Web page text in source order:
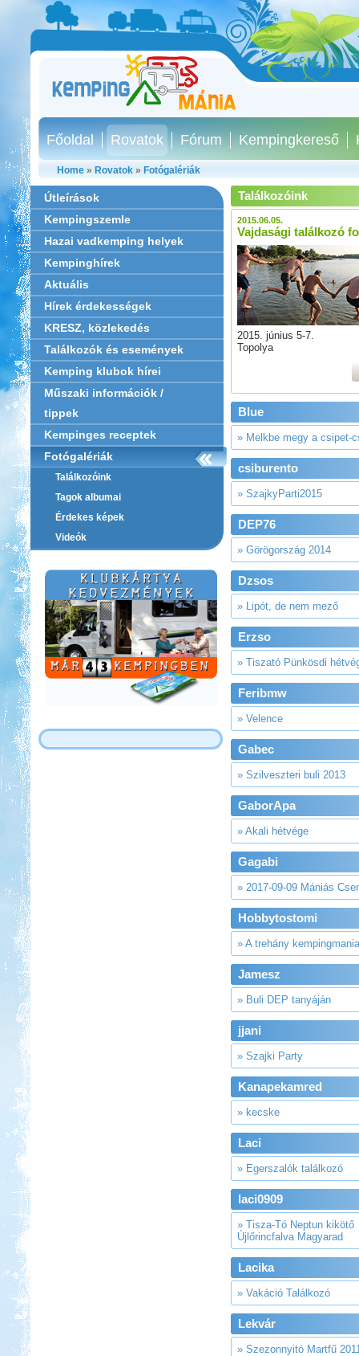
Főoldal Rovatok Fórum Kempingkereső
Home » Rovatok » Fotógalériák
Útleírások
Kempingszemle
Hazai vadkemping helyek
Kempinghírek
Aktuális
Hírek érdekességek
KRESZ, közlekedés
Találkozók és események
Kemping klubok hírei
Műszaki információk /
tippek
Kempinges receptek
Fotógalériák
Találkozóink
Tagok albumai
Érdekes képek
Videók
Találkozóink
2015.06.05.
Vajdasági találkozó
2015. június 5-7.
Topolya
Blue
» Melkbe megy a csipet-
csiburento
» SzajkyParti2015
DEP76
» Görögország 2014
Dzsos
» Lipót, de nem mező
Erzso
» Tiszató Pünkösdi
Feribmw
» Velence
Gabec
» Szilveszteri buli 2013
GaborApa
» Akali hétvége
Gagabi
» 2017-09-09 Mániás
Hobbytostomi
» A trehány
Jamesz
» Buli DEP tanyáján
jjani
» Szajki Party
Kanapekamred
» kecske
Laci
» Egerszalók találkozó
laci0909
» Tisza-Tó Neptun kikötő
Újlőrincfalva Magyarad
Lacika
» Vakáció Találkozó
Lekvár
» Szezonnyitó Martfű